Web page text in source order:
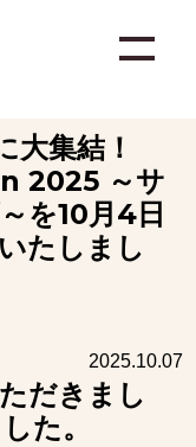
大集結！
2025 ～サ
を10月4日
たしまし
2025.10.07
だきまし
た。